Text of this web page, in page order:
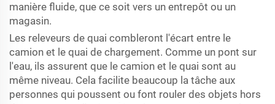
manière fluide, que ce soit vers un entrepôt ou un
magasin.
Les releveurs de quai combleront l'écart entre le
camion et le quai de chargement. Comme un pont sur
l'eau, ils assurent que le camion et le quai sont au
même niveau. Cela facilite beaucoup la tâche aux
personnes qui poussent ou font rouler des objets hors